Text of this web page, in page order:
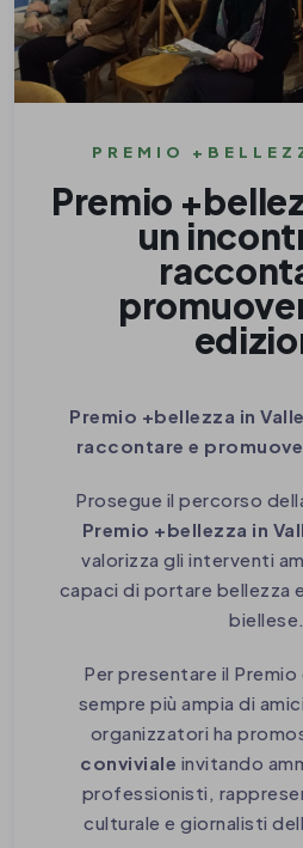
PREMIO
Premio
un
Premio +bellezza in
raccontare e
Prosegue il percorso
Premio +bellezza in
valorizza gli interventi
capaci di portare bellezza
biellese.
Per presentare il Premio
sempre più ampia di
organizzatori ha
conviviale invitando
professionisti,
culturale e giornalisti